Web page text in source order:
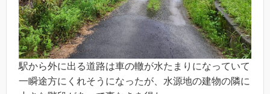
駅から外に出る道路は車の轍が水たまりになっていて
一瞬途方にくれそうになったが、水源地の建物の隣に